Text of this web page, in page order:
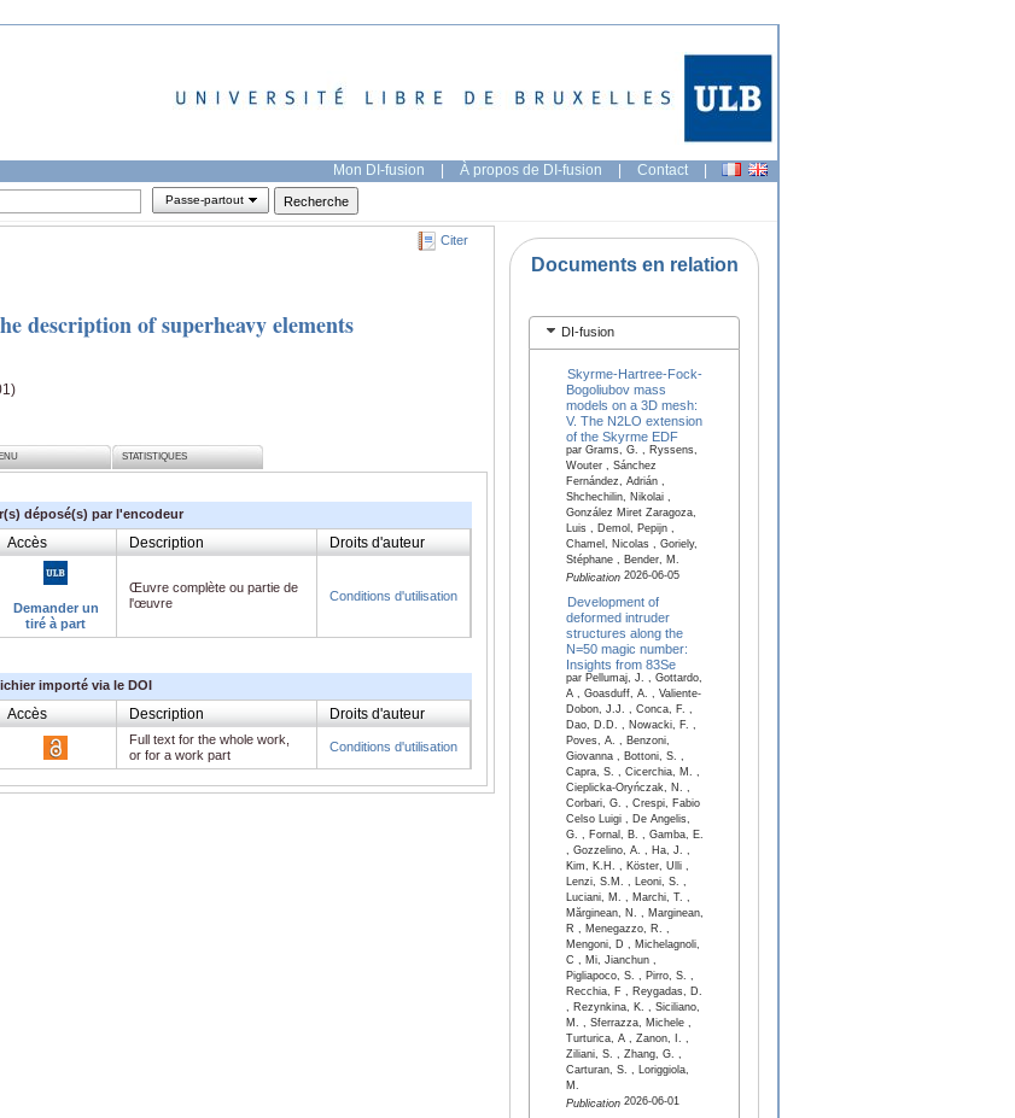
Mon DI-fusion | À propos de DI-fusion | Contact |
Passe-partout
Citer
description of superheavy elements
STATISTIQUES
déposé(s) par l'encodeur
Accès Description Droits d'auteur
Demander un
tiré à part
Œuvre complète ou partie de
l'œuvre
Conditions d'utilisation
importé via le DOI
Accès Description Droits d'auteur
Full text for the whole work,
or for a work part
Conditions d'utilisation
Documents en relation
DI-fusion
Skyrme-Hartree-Fock-
Bogoliubov mass
models on a 3D mesh:
V. The N2LO extension
of the Skyrme EDF
par Grams, G. , Ryssens,
Wouter , Sánchez
Fernández, Adrián ,
Shchechilin, Nikolai ,
González Miret Zaragoza,
Luis , Demol, Pepijn ,
Chamel, Nicolas , Goriely,
Stéphane , Bender, M.
Publication2026-06-05
Development of
deformed intruder
structures along the
N=50 magic number:
Insights from 83Se
par Pellumaj, J. , Gottardo,
A , Goasduff, A. , Valiente-
Dobon, J.J. , Conca, F. ,
Dao, D.D. , Nowacki, F. ,
Poves, A. , Benzoni,
Giovanna , Bottoni, S. ,
Capra, S. , Cicerchia, M. ,
Cieplicka-Oryńczak, N. ,
Corbari, G. , Crespi, Fabio
Celso Luigi , De Angelis,
G. , Fornal, B. , Gamba, E.
, Gozzelino, A. , Ha, J. ,
Kim, K.H. , Köster, Ulli ,
Lenzi, S.M. , Leoni, S. ,
Luciani, M. , Marchi, T. ,
Mărginean, N. , Marginean,
R , Menegazzo, R. ,
Mengoni, D , Michelagnoli,
C , Mi, Jianchun ,
Pigliapoco, S. , Pirro, S. ,
Recchia, F , Reygadas, D.
, Rezynkina, K. , Siciliano,
M. , Sferrazza, Michele ,
Turturica, A , Zanon, I. ,
Ziliani, S. , Zhang, G. ,
Carturan, S. , Loriggiola,
M.
Publication2026-06-01